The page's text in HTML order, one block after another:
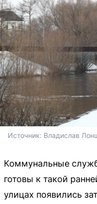
Источник: Владислав
Коммунальные
готовы к такой
улицах появились